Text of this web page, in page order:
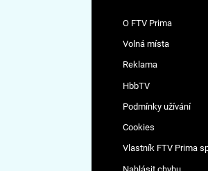
O FTV Prima
Volná místa
Reklama
HbbTV
Podmínky užívání
Cookies
Vlastník FTV Prima